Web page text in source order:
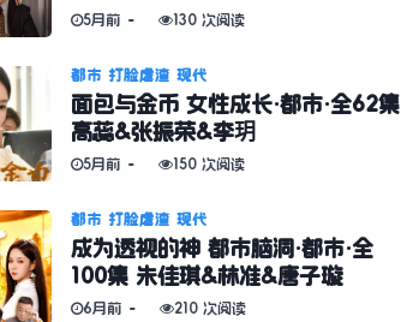
5月前 130 次阅读
都市 打脸虐渣 现代
面包与金币 女性成长·都市·全62集
高蕊&张振荣&李玥
5月前 150 次阅读
都市 打脸虐渣 现代
成为透视的神 都市脑洞·都市·全
100集 朱佳琪&林准&唐子璇
6月前 210 次阅读